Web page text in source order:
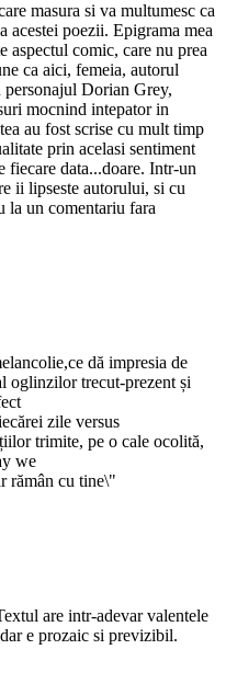
masura si va multumesc ca
acestei poezii. Epigrama mea
aspectul comic, care nu prea
ca aici, femeia, autorul
personajul Dorian Grey,
mocnind intepator in
au fost scrise cu mult timp
prin acelasi sentiment
fiecare data...doare. Intr-un
ii lipseste autorului, si cu
la un comentariu fara
dă impresia de
oglinzilor trecut-prezent și
zile versus
trimite, pe o cale ocolită,
we
rămân cu tine\"
are intr-adevar valentele
e prozaic si previzibil.